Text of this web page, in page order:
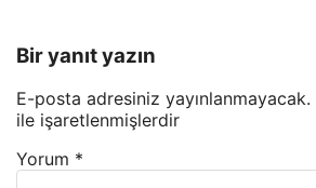
Bir yanıt yazın
E-posta adresiniz yayınlanmayacak.
ile işaretlenmişlerdir
Yorum *